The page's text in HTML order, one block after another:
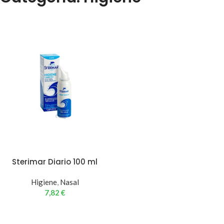
Sterimar Diario 100 ml
Higiene, Nasal
7,82 €